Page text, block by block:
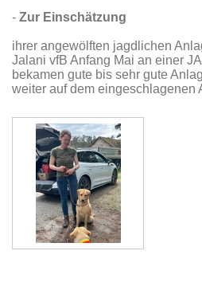
- Zur Einschätzung
ihrer angewölften jagdlichen
Jalani vfB Anfang Mai an einer
bekamen gute bis sehr gute
weiter auf dem eingeschlagenen